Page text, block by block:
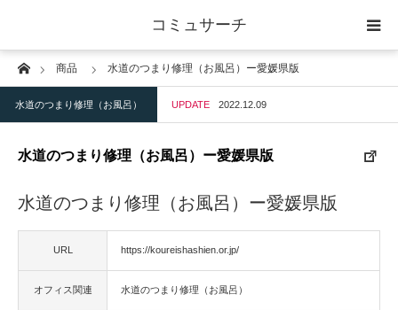
コミュサーチ
Home商品 水道のつまり修理（お風呂）ー愛媛県版
水道のつまり修理（お風呂） UPDATE 2022.12.09
水道のつまり修理（お風呂）ー愛媛県版
水道のつまり修理（お風呂）ー愛媛県版
URL https://koureishashien.or.jp/
オフィス関連 水道のつまり修理（お風呂）
ホーム
士業